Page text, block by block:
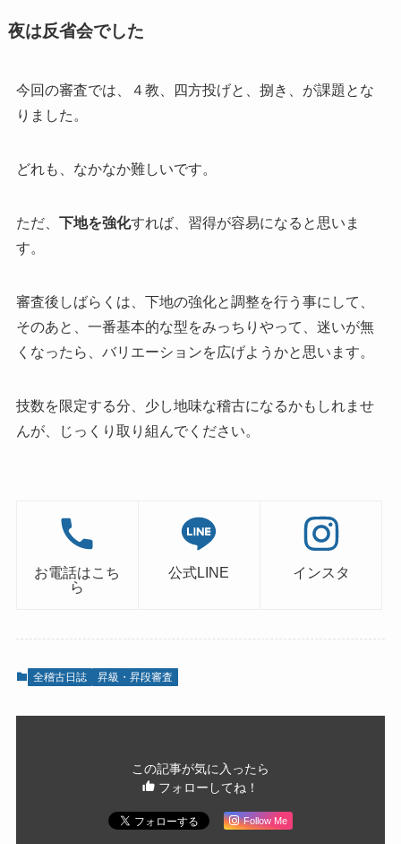
夜は反省会でした
今回の審査では、４教、四方投げと、捌き、が課題とな
りました。
どれも、なかなか難しいです。
ただ、 下地を強化すれば、習得が容易になると思いま
す。
審査後しばらくは、下地の強化と調整を行う事にして、
そのあと、一番基本的な型をみっちりやって、迷いが無
くなったら、バリエーションを広げようかと思います。
技数を限定する分、少し地味な稽古になるかもしれませ
んが、じっくり取り組んでください。
お電話はこち
ら
公式LINE インスタ
全稽古日誌 昇級・昇段審査
この記事が気に入ったら
フォローしてね！
Follow Me